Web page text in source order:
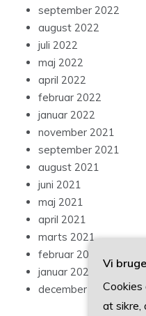
september 2022
august 2022
juli 2022
maj 2022
april 2022
februar 2022
januar 2022
november 2021
september 2021
august 2021
juni 2021
maj 2021
april 2021
marts 2021
februar 2021
januar 2021
december 2020
Vi
at sikre,